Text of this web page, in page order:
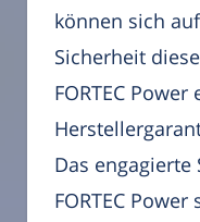
können sich
Sicherheit
FORTEC
Das engagierte
FORTEC